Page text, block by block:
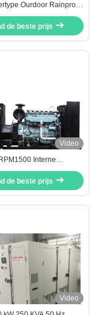
Ourdoor Rainproof
250KW 500KW
600KVA 1MW 1000KW
Gas LNG CNG
de beste prijs
Video
RPM1500 Interne
200KVA AC
Aardgas Generator Set
de beste prijs
Video